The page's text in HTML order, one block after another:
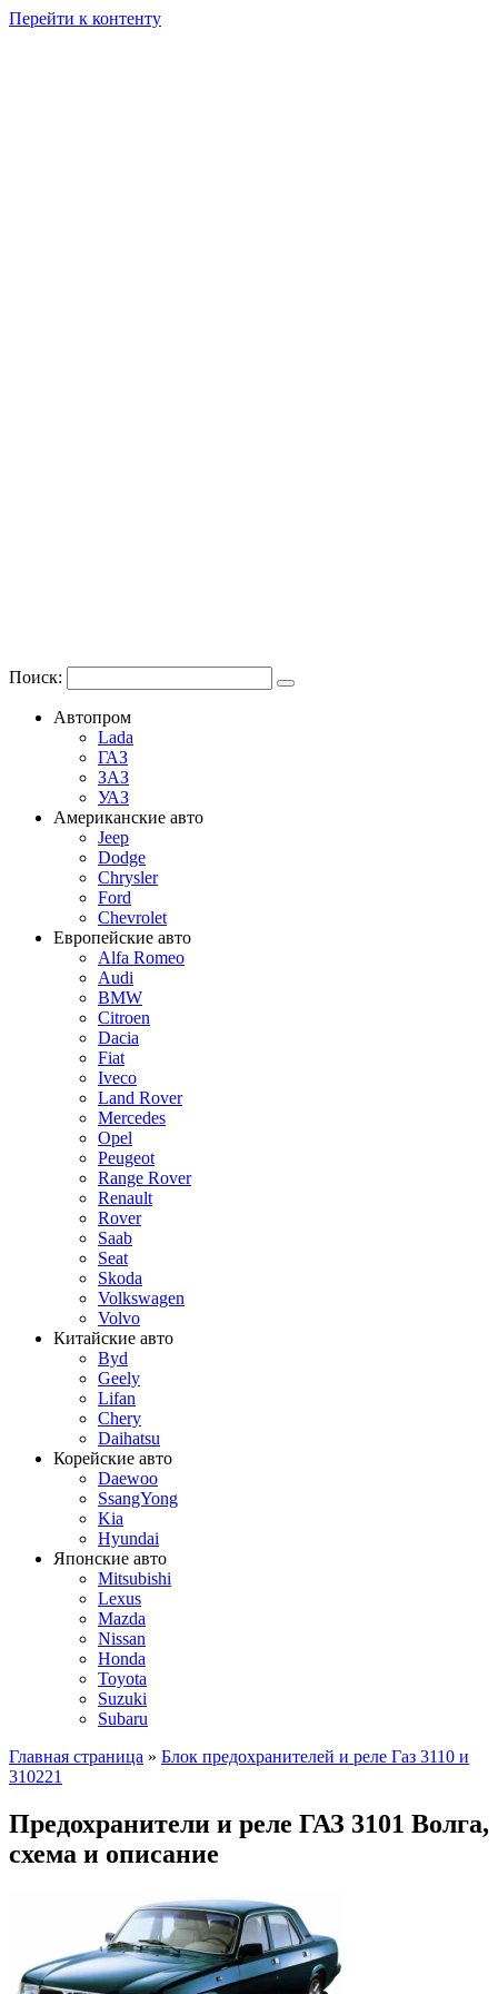
Перейти к контенту
Поиск:
Автопром
Lada
ГАЗ
ЗАЗ
УАЗ
Американские авто
Jeep
Dodge
Chrysler
Ford
Chevrolet
Европейские авто
Alfa Romeo
Audi
BMW
Citroen
Dacia
Fiat
Iveco
Land Rover
Mercedes
Opel
Peugeot
Range Rover
Renault
Rover
Saab
Seat
Skoda
Volkswagen
Volvo
Китайские авто
Byd
Geely
Lifan
Chery
Daihatsu
Корейские авто
Daewoo
SsangYong
Kia
Hyundai
Японские авто
Mitsubishi
Lexus
Mazda
Nissan
Honda
Toyota
Suzuki
Subaru
Главная страница » Блок предохранителей и реле Газ 3110 и
310221
Предохранители и реле ГАЗ 3101 Волга,
схема и описание